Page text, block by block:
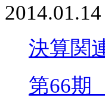
2014.01.14
決算関
第66期